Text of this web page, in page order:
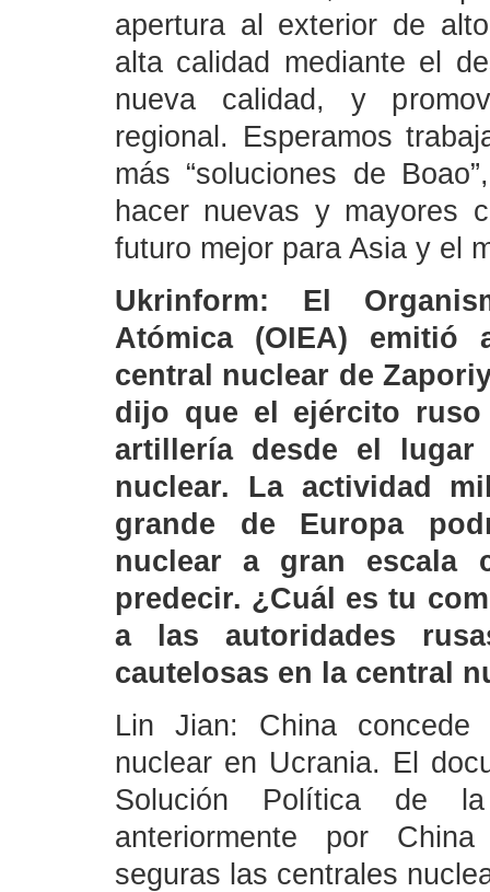
apertura al exterior de
alta calidad mediante el
nueva calidad, y
regional. Esperamos
más “soluciones de
hacer nuevas y mayores
futuro mejor para Asia y el
Ukrinform: El
Atómica (OIEA) emitió
central nuclear de
dijo que el ejército ruso
artillería desde el lugar
nuclear. La actividad
grande de Europa
nuclear a gran escala
predecir. ¿Cuál es tu
a las autoridades
cautelosas en la central
Lin Jian: China
nuclear en Ucrania. El
Solución Política de
anteriormente por
seguras las centrales